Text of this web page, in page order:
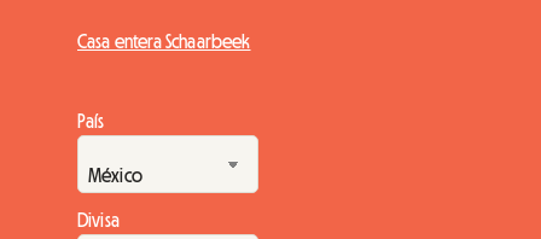
Casa entera Schaarbeek
País
Divisa